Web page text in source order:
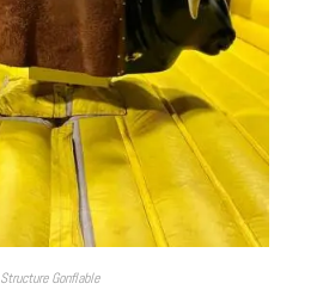
Structure Gonflable